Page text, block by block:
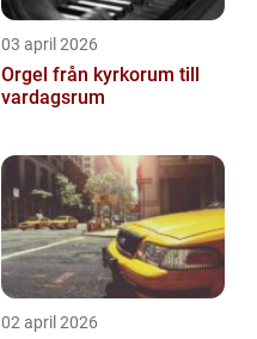
03 april 2026
Orgel från kyrkorum till
vardagsrum
02 april 2026